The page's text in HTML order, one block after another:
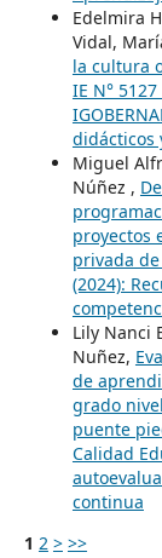
Edelmira
Vidal,
la cultura
IE N°
didácticos
Miguel
Núñez ,
proyectos
privada
(2024):
Lily Nanci
Nuñez,
de
grado
puente
Calidad
continua
1 2 > >>